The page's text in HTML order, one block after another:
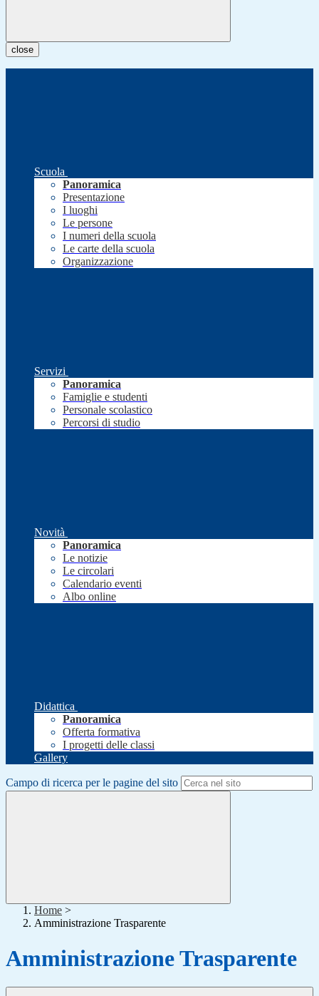
close
Scuola
Panoramica
Presentazione
I luoghi
Le persone
I numeri della scuola
Le carte della scuola
Organizzazione
Servizi
Panoramica
Famiglie e studenti
Personale scolastico
Percorsi di studio
Novità
Panoramica
Le notizie
Le circolari
Calendario eventi
Albo online
Didattica
Panoramica
Offerta formativa
I progetti delle classi
Gallery
Campo di ricerca per le pagine del sito
Home >
Amministrazione Trasparente
Amministrazione Trasparente